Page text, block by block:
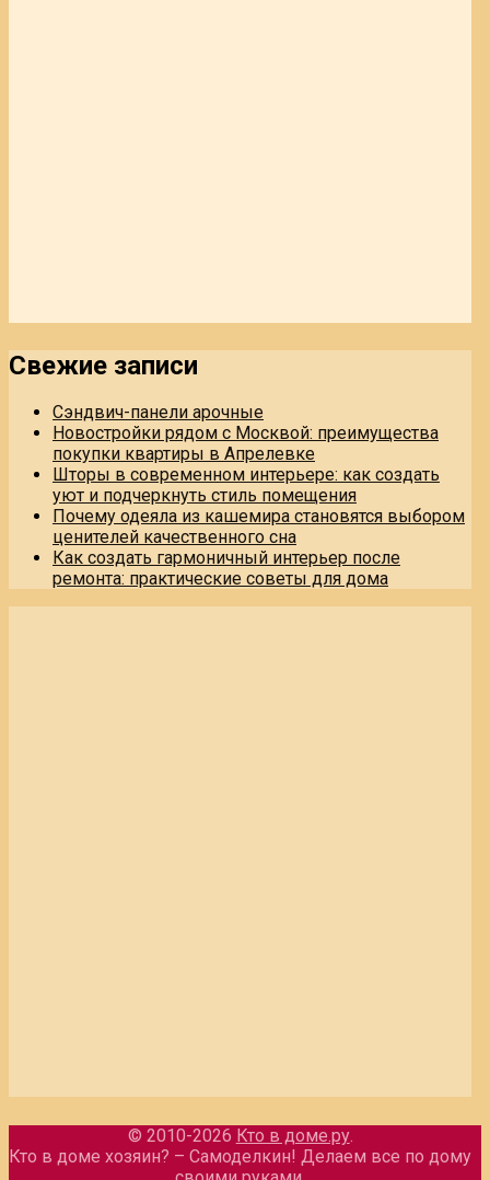
Свежие записи
Сэндвич-панели арочные
Новостройки рядом с Москвой: преимущества
покупки квартиры в Апрелевке
Шторы в современном интерьере: как создать
уют и подчеркнуть стиль помещения
Почему одеяла из кашемира становятся выбором
ценителей качественного сна
Как создать гармоничный интерьер после
ремонта: практические советы для дома
© 2010-2026 Кто в доме.ру.
Кто в доме хозяин? – Самоделкин! Делаем все по дому